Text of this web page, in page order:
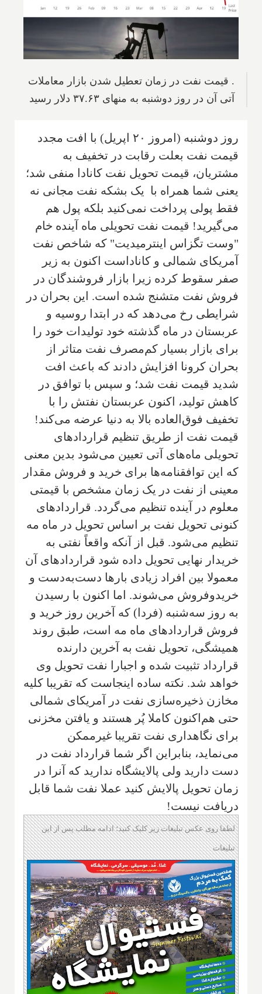
. قیمت نفت در زمان تعطیل شدن بازار معاملات
آتی آن در روز دوشنبه به منهای ۳۷.۶۳ دلار رسید
روز دوشنبه (امروز ۲۰ اپریل) با افت مجدد
قیمت نفت بعلت رقابت در تخفیف به
مشتریان، قیمت تحویل نفت کانادا منفی شد؛
یعنی شما همراه با یک بشکه نفت مجانی نه
فقط پولی پرداخت نمی‌کنید بلکه پول هم
می‌گیرید! قیمت نفت تحویلی ماه آینده خام
"وست تگزاس اینترمیدیت" که شاخص نفت
آمریکای شمالی و کاناداست اکنون به زیر
صفر سقوط کرده زیرا بازار فروشندگان در
فروش نفت متشنج شده است. این بحران در
شرایطی رخ می‌دهد که در ابتدا روسیه و
عربستان در ماه گذشته خود تولیدات خود را
برای بازار بسیار کم‌مصرف نفت متاثر از
بحران کرونا افزایش دادند که باعث افت
شدید قیمت نفت شد؛ و سپس با توافق در
کاهش تولید، اکنون عربستان نفتش را با
تخفیف فوق‌العاده بالا به دنیا عرضه می‌کند!
قیمت نفت از طریق تنظیم قراردادهای
تحویلی ماه‌های آتی تعیین می‌شود بدین معنی
که این توافقنامه‌ها برای خرید و فروش مقدار
معینی از نفت در یک زمان مشخص با قیمتی
معلوم در آینده تنظیم می‌گردد. قراردادهای
کنونی تحویل نفت بر اساس تحویل در ماه مه
تنظیم می‌شود. قبل از آنکه واقعاً نفتی به
خریدار نهایی تحویل داده شود قراردادهای آن
معمولا بین افراد زیادی بارها دست‌به‌دست و
خریدوفروش می‌شوند. اما اکنون با رسیدن
به روز سه‌شنبه (فردا) که آخرین روز خرید و
فروش قراردادهای ماه مه است، طبق روند
همیشگی، تحویل نفت به آخرین دارنده
قرارداد تثبیت شده و اجبارا نفت تحویل وی
خواهد شد. نکته ساده اینجاست که تقریبا کلیه
مخازن ذخیره‌سازی نفت در آمریکای شمالی
حتی هم‌اکنون کاملا پُر هستند و یافتن مخزنی
برای نگاهداری نفت تقریبا غیرممکن
می‌نماید، بنابراین اگر شما قرارداد نفت در
دست دارید ولی پالایشگاه ندارید که آنرا در
زمان تحویل پالایش کنید عملا نفت شما قابل
دریافت نیست!
لطفا روی عکس تبلیغات زیر کلیک کنید؛ ادامه مطلب پس از این
تبلیغات